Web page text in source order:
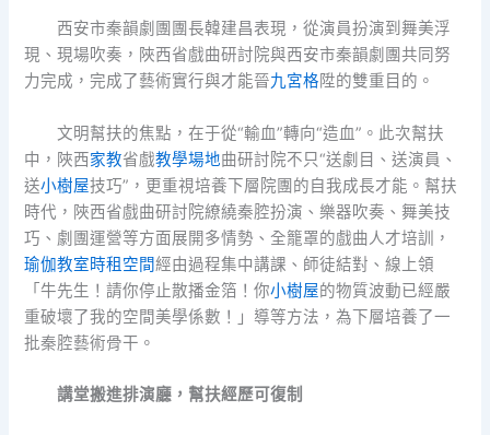
西安市秦韻劇團團長韓建昌表現，從演員扮演到舞美浮
現、現場吹奏，陜西省戲曲研討院與西安市秦韻劇團共同努
力完成，完成了藝術實行與才能晉九宮格陞的雙重目的。
文明幫扶的焦點，在于從“輸血”轉向“造血”。此次幫扶
中，陜西家教省戲教學場地曲研討院不只“送劇目、送演員、
送小樹屋技巧”，更重視培養下層院團的自我成長才能。幫扶
時代，陜西省戲曲研討院繚繞秦腔扮演、樂器吹奏、舞美技
巧、劇團運營等方面展開多情勢、全籠罩的戲曲人才培訓，
瑜伽教室時租空間經由過程集中講課、師徒結對、線上領
「牛先生！請你停止散播金箔！你小樹屋的物質波動已經嚴
重破壞了我的空間美學係數！」導等方法，為下層培養了一
批秦腔藝術骨干。
講堂搬進排演廳， 幫扶經歷可復制